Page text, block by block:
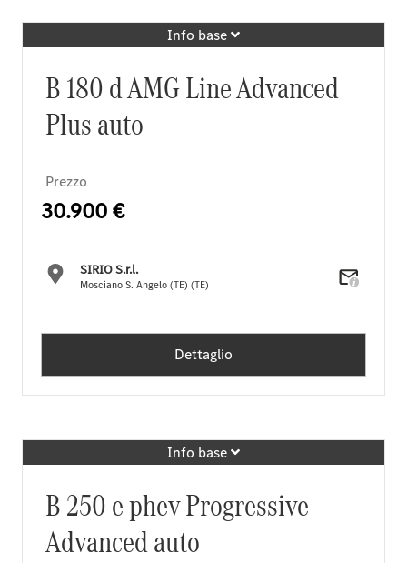
Info base
B 180 d AMG Line Advanced
Plus auto
Prezzo
30.900 €
SIRIO S.r.l.
Mosciano S. Angelo (TE) (TE)
Dettaglio
Info base
B 250 e phev Progressive
Advanced auto